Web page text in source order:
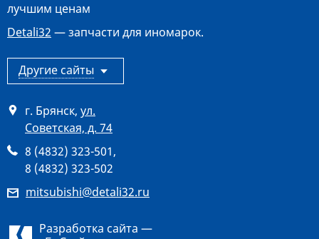
лучшим ценам
Detali32 — запчасти для иномарок.
Другие сайты
г. Брянск, ул.
Советская, д. 74
8 (4832) 323-501,
8 (4832) 323-502
mitsubishi@detali32.ru
Разработка сайта —